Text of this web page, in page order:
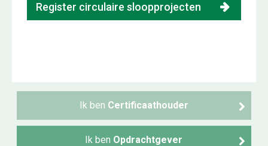
Register circulaire sloopprojecten
Ik ben Certificaathouder
Ik ben Opdrachtgever